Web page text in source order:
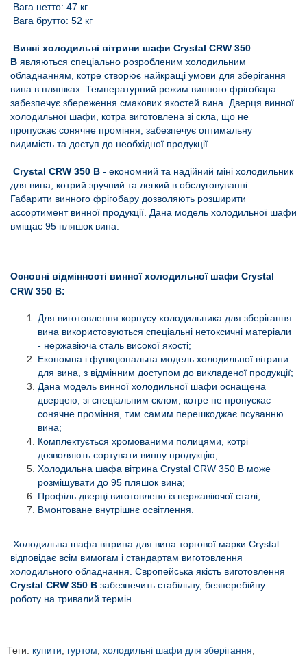
Вага нетто: 47 кг
Вага брутто: 52 кг
Винні холодильні вітрини шафи Crystal CRW 350
B являються спеціально розробленим холодильним
обладнанням, котре створює найкращі умови для зберігання
вина в пляшках. Температурний режим винного фрігобара
забезпечує збереження смакових якостей вина.
Дверця винної
холодильної шафи, котра виготовлена зі скла, що не
пропускає сонячне проміння, забезпечує оптимальну
видимість та доступ до необхідної продукції.
Crystal CRW 350 B - економний та надійний міні холодильник
для вина, котрий зручний та легкий в обслуговуванні.
Габарити винного фрігобару дозволяють розширити
ассортимент винної продукції. Дана модель холодильної шафи
вміщає 95 пляшок вина.
Основні відмінності винної холодильної шафи Crystal
CRW 350 B:
Для виготовлення корпусу холодильника для зберігання
вина використовуються спеціальні нетоксичні матеріали
- нержавіюча сталь високої якості;
Економна і функціональна модель холодильної вітрини
для вина, з відмінним доступом до викладеної продукції;
Дана модель винної холодильної шафи оснащена
дверцею, зі спеціальним склом, котре не пропускає
сонячне проміння, тим самим перешкоджає псуванню
вина;
Комплектується хромованими полицями, котрі
дозволяють сортувати винну продукцію;
Холодильна шафа вітрина Crystal CRW 350 B може
розміщувати до 95 пляшок вина;
Профіль дверці виготовлено із нержавіючої сталі;
Вмонтоване внутрішнє освітлення.
Холодильна шафа вітрина для вина торгової марки Crystal
відповідає всім вимогам і стандартам виготовлення
холодильного обладнання. Європейська якість виготовлення
Crystal CRW 350 B забезпечить стабільну, безперебійну
роботу на тривалий термін.
Теги: купити гуртом холодильні шафи для зберігання